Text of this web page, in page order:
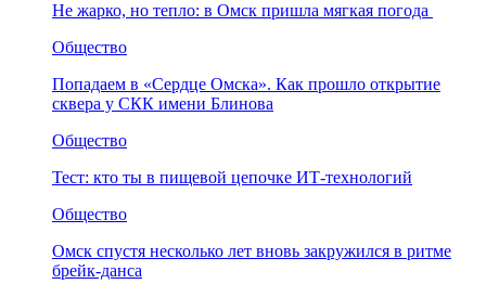
Не жарко, но тепло: в Омск пришла мягкая погода
Общество
Попадаем в «Сердце Омска». Как прошло открытие
сквера у СКК имени Блинова
Общество
Тест: кто ты в пищевой цепочке ИТ-технологий
Общество
Омск спустя несколько лет вновь закружился в ритме
брейк-данса